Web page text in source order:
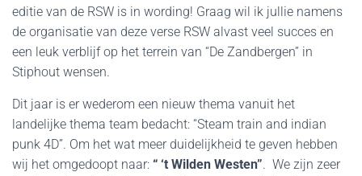
editie van de RSW is in wording! Graag wil ik jullie namens
de organisatie van deze verse RSW alvast veel succes en
een leuk verblijf op het terrein van “De Zandbergen” in
Stiphout wensen.
Dit jaar is er wederom een nieuw thema vanuit het
landelijke thema team bedacht: “Steam train and indian
punk 4D”. Om het wat meer duidelijkheid te geven hebben
wij het omgedoopt naar: “ ‘t Wilden Westen”. We zijn zeer